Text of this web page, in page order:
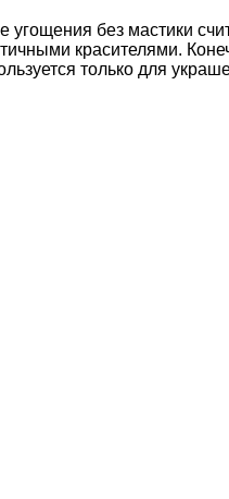
угощения без мастики
красителями.
только для